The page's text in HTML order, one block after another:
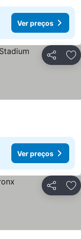
Ver preços
Partilhar
Ver preços
Partilhar